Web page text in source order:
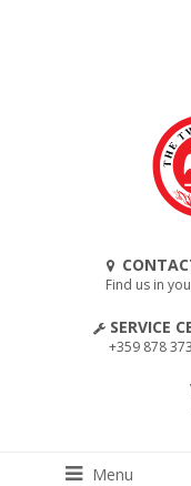
Find us in
SERVICE
+359 878
Menu